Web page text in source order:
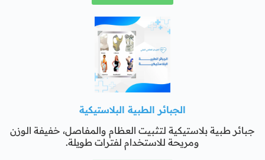
الجبائر الطبية البلاستيكية
جبائر طبية بلاستيكية لتثبيت العظام والمفاصل، خفيفة الوزن
ومريحة للاستخدام لفترات طويلة.